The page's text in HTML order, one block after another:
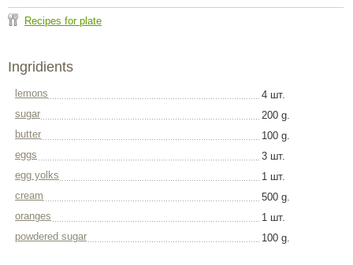
Recipes for plate
Ingridients
lemons
4 шт.
sugar
200 g.
butter
100 g.
eggs
3 шт.
egg yolks
1 шт.
cream
500 g.
oranges
1 шт.
powdered sugar
100 g.